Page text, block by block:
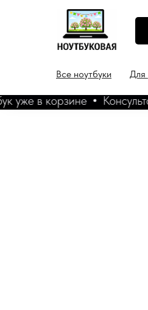
Все ноутбуки
корзине